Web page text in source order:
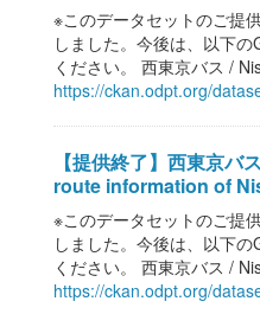
※このデータセットのご提
しました。今後は、以下
ください。 西東京バス /
https://ckan.odpt.org/
【提供終了】西東京バ
route information of
※このデータセットのご提
しました。今後は、以下
ください。 西東京バス /
https://ckan.odpt.org/